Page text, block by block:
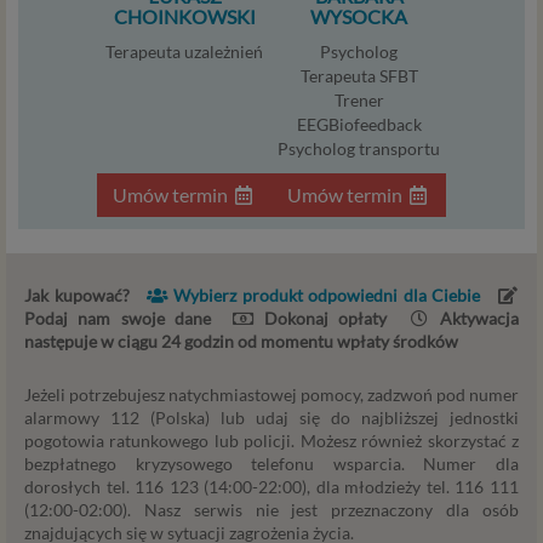
CHOINKOWSKI
Terapeuta uzależnień
Umów termin
WYSOCKA
Psycholog
Terapeuta SFBT
Trener
EEGBiofeedback
Psycholog transportu
Umów termin
Jak kupować?
Wybierz produkt odpowiedni dla Ciebie
Podaj nam swoje dane
Dokonaj opłaty
Aktywacja
następuje w ciągu 24 godzin od momentu wpłaty środków
Jeżeli potrzebujesz natychmiastowej pomocy, zadzwoń pod numer
alarmowy 112 (Polska) lub udaj się do najbliższej jednostki
pogotowia ratunkowego lub policji. Możesz również skorzystać z
bezpłatnego kryzysowego telefonu wsparcia. Numer dla
dorosłych tel. 116 123 (14:00-22:00), dla młodzieży tel. 116 111
(12:00-02:00). Nasz serwis nie jest przeznaczony dla osób
znajdujących się w sytuacji zagrożenia życia.
internetowego Psychorada.pl. Pełne dane administratora
możesz sprawdzić wchodząc na podstrone Kontakt.
Znajdziesz tam również informację o naszych Zaufanych
Partnerach, czyli firmach i innych podmiotów, z którymi
współpracujemy głównie w zakresie administracyjnym,
technologicznym koniecznym do prowadzenia serwisu i
marketingowym.
właściciel serwisu Psychorada.pl i Zaufani Partnerzy.
Twoje dane mogą być również powierzone do
przypadku przekazanie danych nie uprawnia ich odbiorcy
do dowolnego korzystania z nich, a jedynie do korzystania
w celach wyraźnie wskazanych przez Psychorada.pl lub
Zaufanego Partnera. Przekazywanie danych ma miejsce
na ogół w przypadku współpracy z podwykonawcą (np.
agencją marketingową) lub usługodawcą (np. dostawcą